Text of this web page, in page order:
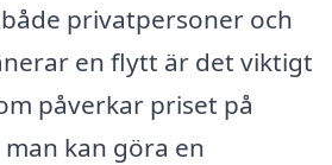
privatpersoner och
en flytt är det viktigt
påverkar priset på
kan göra en